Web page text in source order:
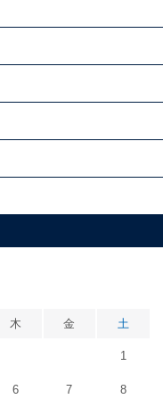
木 金 土
1
6 7 8